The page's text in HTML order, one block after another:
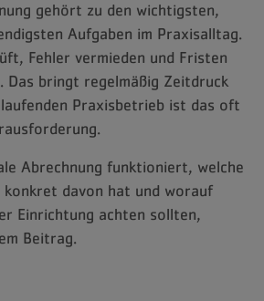
gehört zu den wichtigsten,
Aufgaben im Praxisalltag.
Fehler vermieden und Fristen
Das bringt regelmäßig Zeitdruck
Praxisbetrieb ist das oft
Abrechnung funktioniert, welche
davon hat und worauf
Einrichtung achten sollten,
Beitrag.